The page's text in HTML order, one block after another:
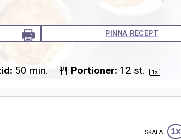
PINNA RECEPT
50 min. Portioner: 12 st. 1x
SKALA 1x